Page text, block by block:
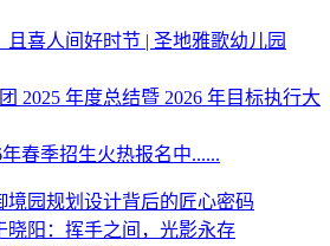
喜人间好时节 | 圣地雅歌幼儿园
2025 年度总结暨 2026 年目标执行大
春季招生火热报名中......
境园规划设计背后的匠心密码
晓阳：挥手之间，光影永存